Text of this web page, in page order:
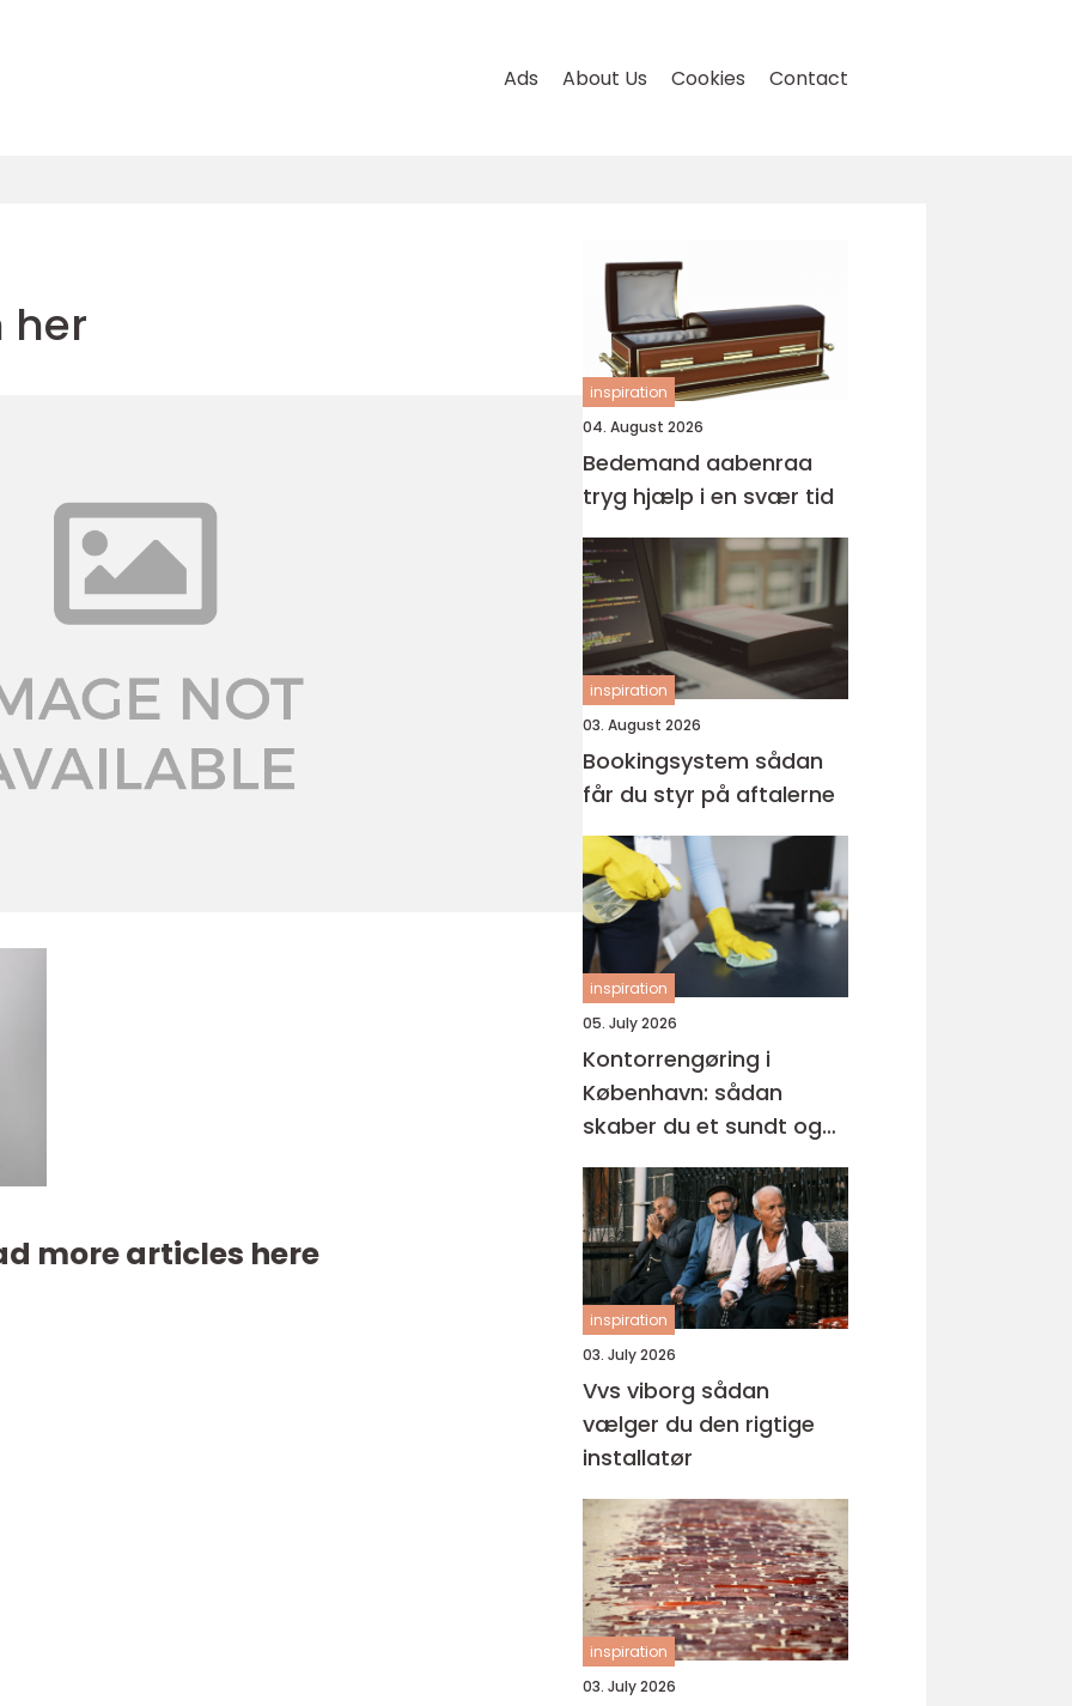
Ads About Us Cookies Contact
her
more articles here
inspiration
04. August 2026
Bedemand aabenraa
tryg hjælp i en svær tid
inspiration
03. August 2026
Bookingsystem sådan
får du styr på aftalerne
inspiration
05. July 2026
Kontorrengøring i
København: sådan
skaber du et sundt og
professionelt
arbejdsmiljø
inspiration
03. July 2026
Vvs viborg sådan
vælger du den rigtige
installatør
inspiration
03. July 2026